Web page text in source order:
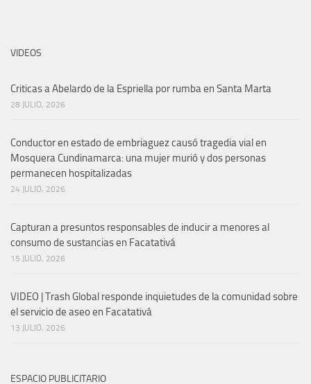
VIDEOS
Criticas a Abelardo de la Espriella por rumba en Santa Marta
28 JULIO, 2026
Conductor en estado de embriaguez causó tragedia vial en
Mosquera Cundinamarca: una mujer murió y dos personas
permanecen hospitalizadas
24 JULIO, 2026
Capturan a presuntos responsables de inducir a menores al
consumo de sustancias en Facatativá
15 JULIO, 2026
VIDEO | Trash Global responde inquietudes de la comunidad sobre
el servicio de aseo en Facatativá
13 JULIO, 2026
ESPACIO PUBLICITARIO